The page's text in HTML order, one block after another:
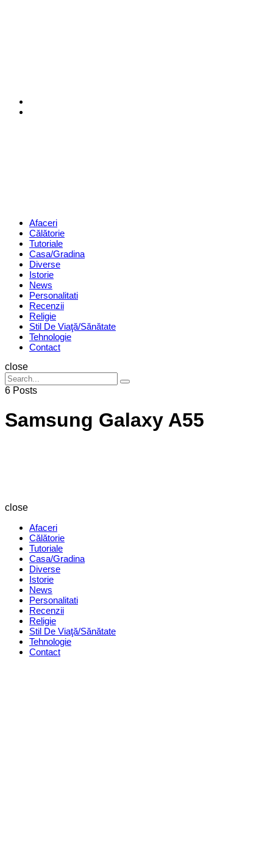
Menu Afaceri
Călătorie
Tutoriale
Casa/Gradina
Diverse
Istorie
News
Personalitati
Recenzii
Religie
Stil De Viaţă/Sănătate
Tehnologie
Contact
Search
close
Search
for:
Search
6 Posts
Samsung Galaxy A55
close
Afaceri
Călătorie
Tutoriale
Casa/Gradina
Diverse
Istorie
News
Personalitati
Recenzii
Religie
Stil De Viaţă/Sănătate
Tehnologie
Contact